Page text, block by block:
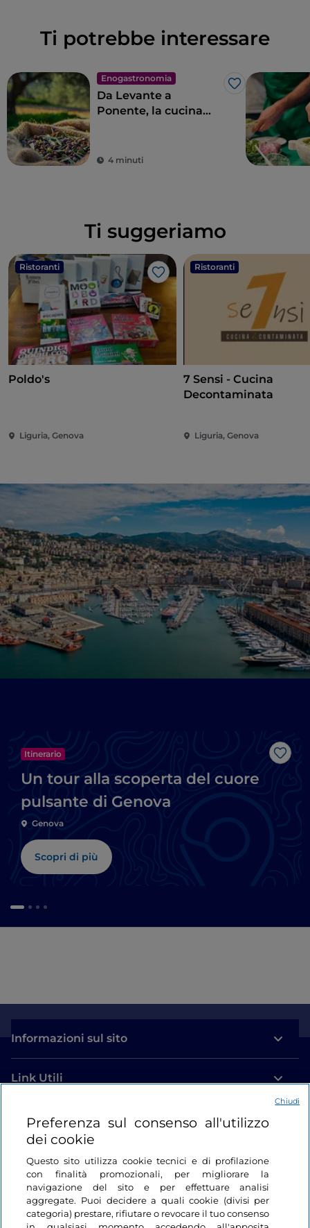
Ti potrebbe interessare
Enogastronomia
Like
Da Levante a
Ponente, la cucina
4 minuti
Ti suggeriamo
Ristoranti
Like
Poldo's
Liguria, Genova
Ristoranti
7 Sensi - Cucina
Decontaminata
Liguria, Genova
Like
Itinerario
Un tour alla scoperta del cuore
pulsante di Genova
Genova
Scopri di più
Informazioni sul sito
Link Utili
Login
Restiamo in contatto
Preferenza sul consenso all'utilizzo
dei cookie
Questo sito utilizza cookie tecnici e di profilazione
con finalità promozionali, per migliorare la
navigazione del sito e per effettuare analisi
aggregate. Puoi decidere a quali cookie (divisi per
categoria) prestare, rifiutare o revocare il tuo consenso
Chiudi